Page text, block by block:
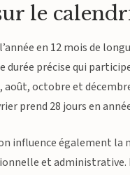
le
en 12 mois de
durée précise qui
octobre et
prend 28 jours en
influence également la
et administrative.